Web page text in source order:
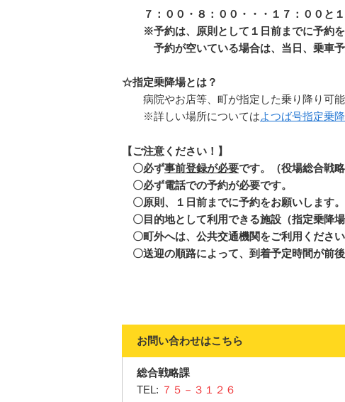
７：００・８：００・・・１７：００と
※予約は、
原則として１日前までに予約を
予約が空いている場合は、当日、乗車予
☆指定乗降場とは？
病院やお店等、町が指定した乗り降り可能
※詳しい場所についてはよつば号指定乗
【ご注意ください！】
〇必ず事前登録が必要です。
（役場総合戦
〇必ず電話での予約が必要です。
〇原則、１日前までに予約をお願いします。
〇目的地として利用できる施設（指定乗降
〇町外へは、公共交通機関をご利用ください
〇送迎の順路によって、到着予定時間が前
お問い合わせはこちら
総合戦略課
TEL: ７５－３１２６